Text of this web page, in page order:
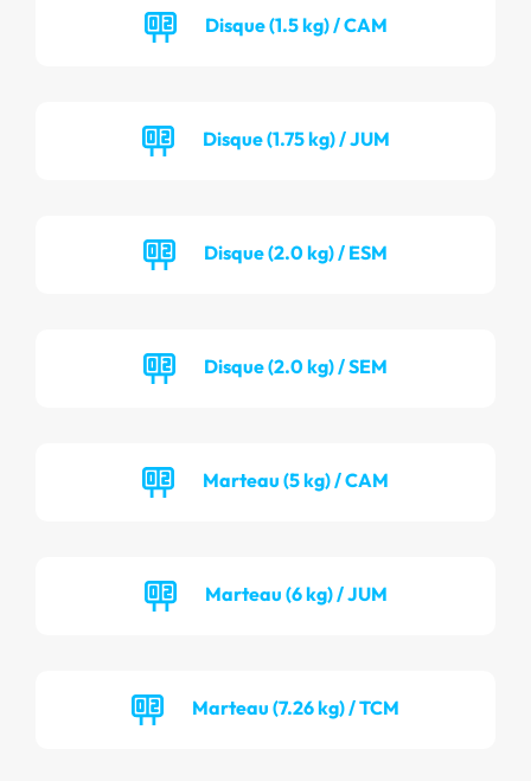
Disque (1.5 kg) / CAM
Disque (1.75 kg) / JUM
Disque (2.0 kg) / ESM
Disque (2.0 kg) / SEM
Marteau (5 kg) / CAM
Marteau (6 kg) / JUM
Marteau (7.26 kg) / TCM